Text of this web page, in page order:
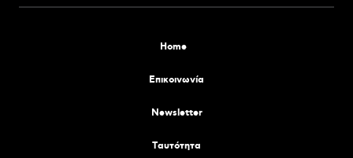
Home
Επικοινωνία
Newsletter
Tαυτότητα